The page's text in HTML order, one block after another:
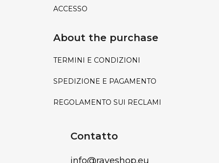
ACCESSO
About the purchase
TERMINI E CONDIZIONI
SPEDIZIONE E PAGAMENTO
REGOLAMENTO SUI RECLAMI
Contatto
info@raveshop.eu